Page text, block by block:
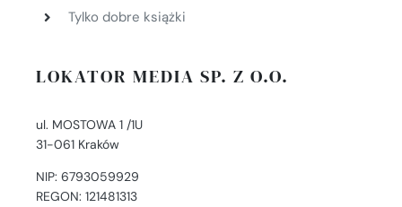
Tylko dobre książki
LOKATOR MEDIA SP. Z O.O.
ul. MOSTOWA 1 /1U
31-061 Kraków
NIP: 6793059929
REGON: 121481313